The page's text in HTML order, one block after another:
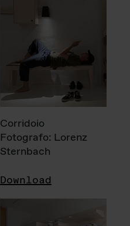
Corridoio
Fotografo: Lorenz
Sternbach
Download